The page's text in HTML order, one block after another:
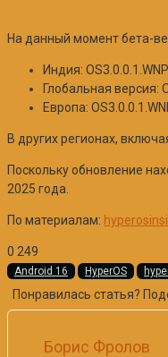
На данный момент бета-
Индия:
Глобальная версия:
Европа:
В других регионах,
Поскольку обновление
2025 года.
По материалам:
0 249
Android 16 HyperOS
Понравилась статья?
Борис Фролов